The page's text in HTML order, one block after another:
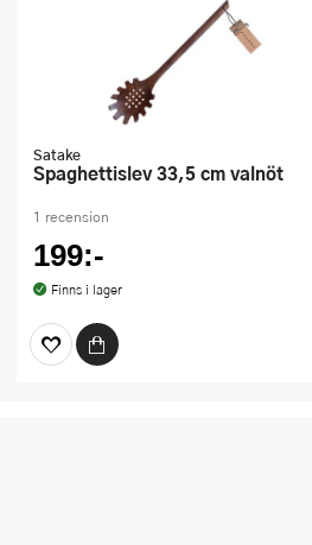
Satake
Spaghettislev 33,5 cm valnöt
1 recension
199:-
Finns i lager